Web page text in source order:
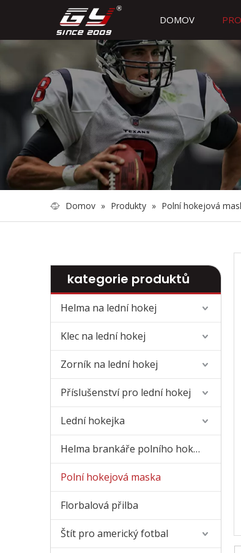
DOMOV
Domov » Produkty » Polní hokejová
kategorie produktů
Helma na lední hokej
Klec na lední hokej
Zorník na lední hokej
Příslušenství pro lední hokej
Lední hokejka
Helma brankáře polního hokeje
Polní hokejová maska
Florbalová přilba
Štít pro americký fotbal